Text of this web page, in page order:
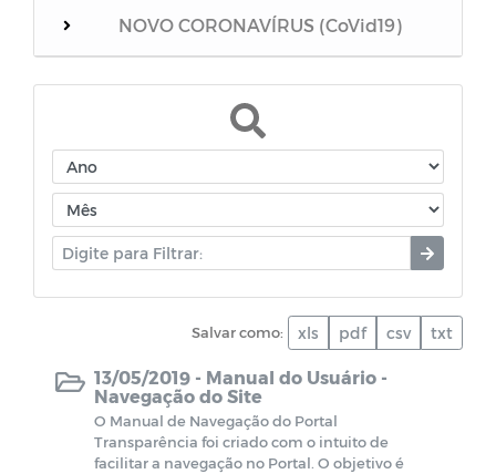
NOVO CORONAVÍRUS (CoVid19)
BOLETIM COVID 19
PROCESSO SELETIVO
Salvar como: xls pdf csv txt
13/05/2019 - Manual do Usuário -
Navegação do Site
O Manual de Navegação do Portal
Transparência foi criado com o intuito de
facilitar a navegação no Portal. O objetivo é